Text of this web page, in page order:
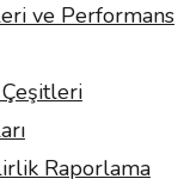
ve Performans
Raporlama